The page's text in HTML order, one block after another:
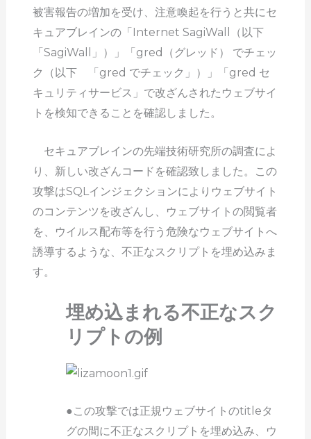
被害報告の増加を受け、注意喚起を行うと共にセ
キュアブレインの「Internet SagiWall（以下
「SagiWall」）」「gred（グレッド） でチェッ
ク（以下 「gred でチェック」）」「gred セ
キュリティサービス」で改ざんされたウェブサイ
トを検知できることを確認しました。
セキュアブレインの先端技術研究所の調査によ
り、新しい改ざんコードを確認致しました。この
攻撃はSQLインジェクションによりウェブサイト
のコンテンツを改ざんし、ウェブサイトの閲覧者
を、ウイルス配布等を行う危険なウェブサイトへ
誘導するような、不正なスクリプトを埋め込みま
す。
埋め込まれる不正なスク
リプトの例
●この攻撃では正規ウェブサイトのtitleタ
グの間に不正なスクリプトを埋め込み、ウ